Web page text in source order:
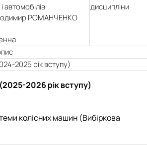
автомобілів
РОМАНЧЕНКО
дисципліни
2025 рік вступу)
2026 рік вступу)
колісних машин (Вибіркова